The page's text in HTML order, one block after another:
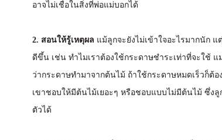
อาจไม่เชื่อในสิ่งที่พ่อแม่บอกได้
2. สอนให้รู้เหตุผล แม้ลูกจะยังไม่เข้าใจอะไรมากนัก
ดีขึ้น เช่น ทำไมเราต้องใช้กระดาษชำระเท่าที่จะใช้
ว่ากระดาษทำมาจากต้นไม้ ถ้าใช้กระดาษหมดเร็วก็ต้
เขาชอบให้มีต้นไม้เยอะๆ หรือชอบแบบไม่มีต้นไม้ ซึ่ง
ตัวได้